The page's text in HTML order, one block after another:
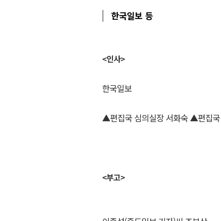
한국일보 등
<인사>
한국일보
▲편집국 심의실장 서화숙 ▲편집국
<부고>